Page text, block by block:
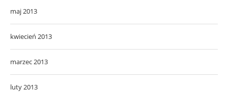
maj 2013
kwiecień 2013
marzec 2013
luty 2013